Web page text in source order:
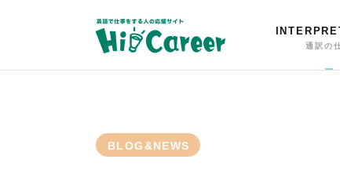
通訳の
BLOG&NEWS